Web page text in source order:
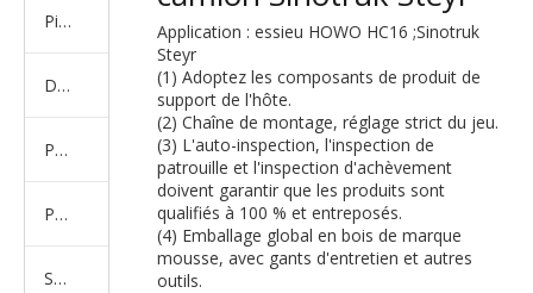
Pièces de rechange de machines d'ingénierie de camion minier
D'autres séries de camions
Produits d'essieux
Produits de support de châssis
Série de suspension équilibrée
Application : essieu HOWO HC16 ;Sinotruk
Steyr
(1) Adoptez les composants de produit de
support de l'hôte.
(2) Chaîne de montage, réglage strict du jeu.
(3) L'auto-inspection, l'inspection de
patrouille et l'inspection d'achèvement
doivent garantir que les produits sont
qualifiés à 100 % et entreposés.
(4) Emballage global en bois de marque
mousse, avec gants d'entretien et autres
outils.